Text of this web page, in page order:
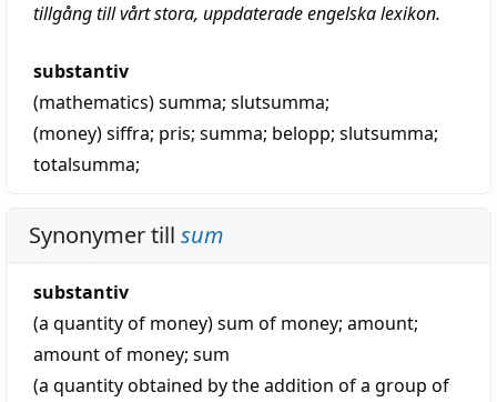
tillgång till vårt stora, uppdaterade engelska lexikon.
substantiv
(mathematics)summa; slutsumma;
(money)siffra; pris; summa; belopp; slutsumma;
totalsumma;
Synonymer till sum
substantiv
(a quantity of money)sum of money; amount;
amount of money; sum
(a quantity obtained by the addition of a group of